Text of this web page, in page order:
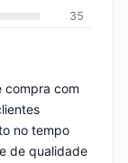
35
compra com
no tempo
de qualidade